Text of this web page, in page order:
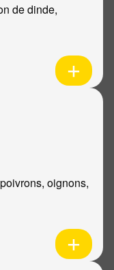
de dinde,
oignons,